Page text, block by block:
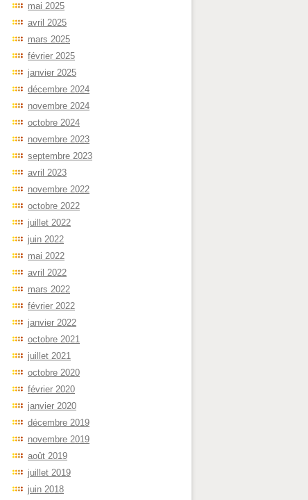
mai 2025
avril 2025
mars 2025
février 2025
janvier 2025
décembre 2024
novembre 2024
octobre 2024
novembre 2023
septembre 2023
avril 2023
novembre 2022
octobre 2022
juillet 2022
juin 2022
mai 2022
avril 2022
mars 2022
février 2022
janvier 2022
octobre 2021
juillet 2021
octobre 2020
février 2020
janvier 2020
décembre 2019
novembre 2019
août 2019
juillet 2019
juin 2018